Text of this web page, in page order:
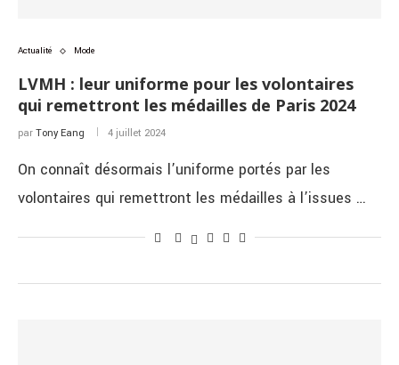
Actualité Mode
LVMH : leur uniforme pour les volontaires
qui remettront les médailles de Paris 2024
par Tony Eang 4 juillet 2024
On connaît désormais l’uniforme portés par les
volontaires qui remettront les médailles à l’issues …